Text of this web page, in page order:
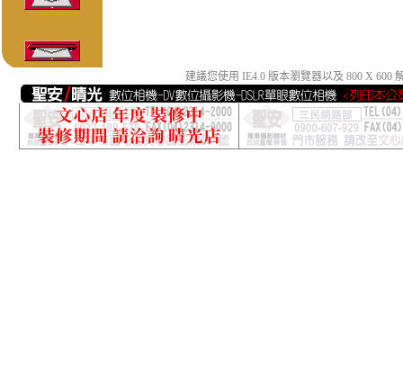
建議您使用 IE4.0 版本瀏覽器以及 800 X 600